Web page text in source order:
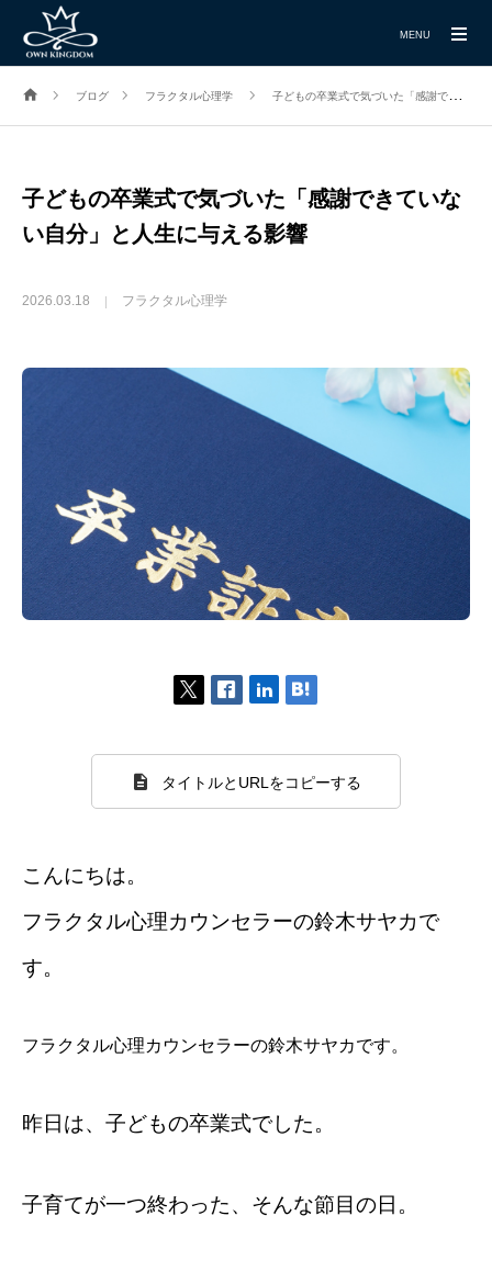
ブログ フラクタル心理学 子どもの卒業式で気づいた「感謝できていない自分」と人生に与える影響
子どもの卒業式で気づいた「感謝できていな
い自分」と人生に与える影響
2026.03.18 フラクタル心理学
タイトルとURLをコピーする
こんにちは。
フラクタル心理カウンセラーの鈴木サヤカで
す。
フラクタル心理カウンセラーの鈴木サヤカです。
昨日は、子どもの卒業式でした。
子育てが一つ終わった、そんな節目の日。
MENU